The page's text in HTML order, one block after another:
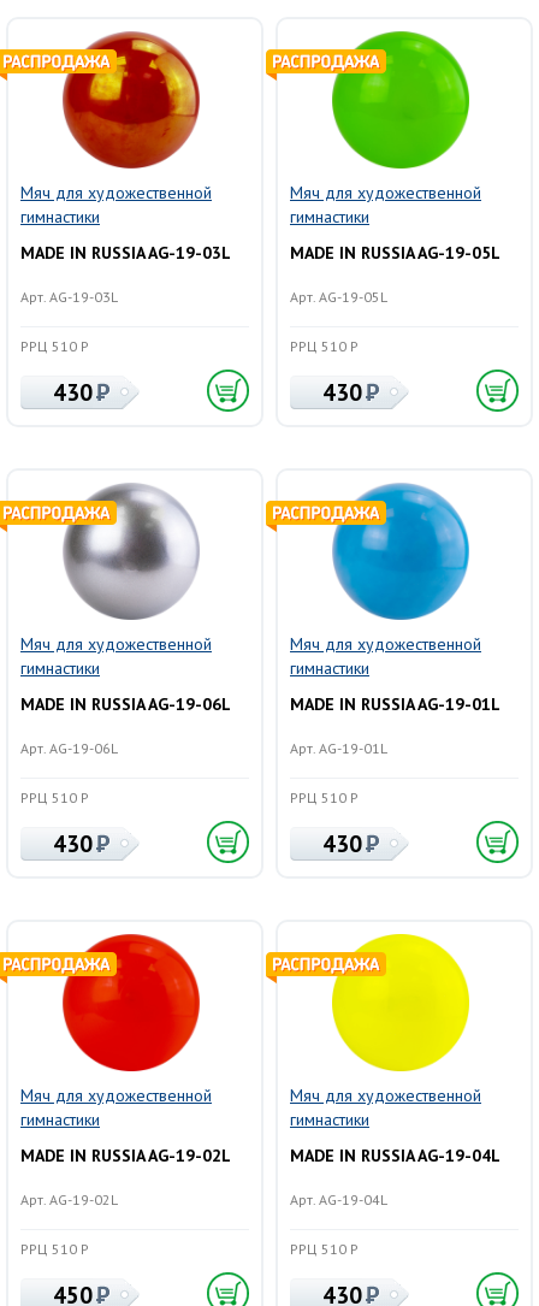
Мяч для художественной
гимнастики
MADE IN RUSSIA AG-19-03L
Арт. AG-19-03L
РРЦ 510 Р
430
Мяч для художественной
гимнастики
MADE IN RUSSIA AG-19-05L
Арт. AG-19-05L
РРЦ 510 Р
430
Мяч для художественной
гимнастики
MADE IN RUSSIA AG-19-06L
Арт. AG-19-06L
РРЦ 510 Р
430
Мяч для художественной
гимнастики
MADE IN RUSSIA AG-19-01L
Арт. AG-19-01L
РРЦ 510 Р
430
Мяч для художественной
гимнастики
MADE IN RUSSIA AG-19-02L
Арт. AG-19-02L
РРЦ 510 Р
450
Мяч для художественной
гимнастики
MADE IN RUSSIA AG-19-04L
Арт. AG-19-04L
РРЦ 510 Р
430